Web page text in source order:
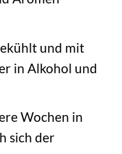
und mit
in Alkohol und
Wochen in
sich der